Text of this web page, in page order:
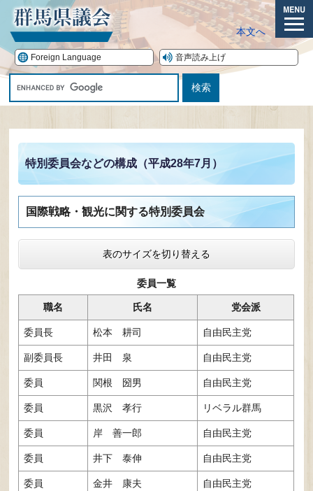
の
先
頭
メ
ニ
本文へ
Foreign Language 音声読み上げ
ス
タ
検
索
特別委員会などの構成（平成28年7月）
国際戦略・観光に関する特別委員会
表のサイズを切り替える
委員一覧
職名 氏名 党会派
委員長 松本 耕司 自由民主党
副委員長 井田 泉 自由民主党
委員 関根 圀男 自由民主党
委員 黒沢 孝行 リベラル群馬
委員 岸 善一郎 自由民主党
委員 井下 泰伸 自由民主党
委員 金井 康夫 自由民主党